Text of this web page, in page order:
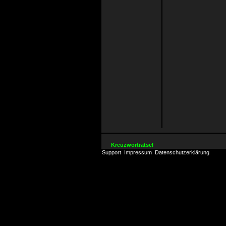
Kreuzworträtsel
Support Impressum Datenschutzerklärung